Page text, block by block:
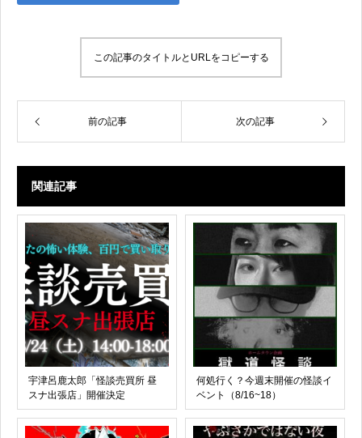
この記事のタイトルとURLをコピーする
前の記事 次の記事
関連記事
宇津呂鹿太郎「怪談売買所 昼
スナ出張店」開催決定
何処行く？今週末開催の怪談イ
ベント（8/16~18）